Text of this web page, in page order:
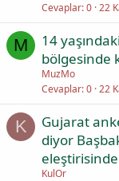
Cevaplar 0 22
M
14
bölgesinde
MuzMo
Cevaplar 0 22
K
Gujarat
diyor
KulOr